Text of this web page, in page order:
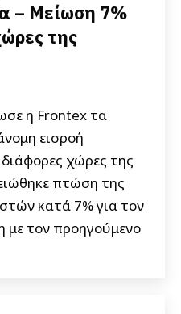
– Μείωση 7%
της
η Frontex τα
εισροή
χώρες της
πτώση της
κατά 7% για τον
με τον προηγούμενο